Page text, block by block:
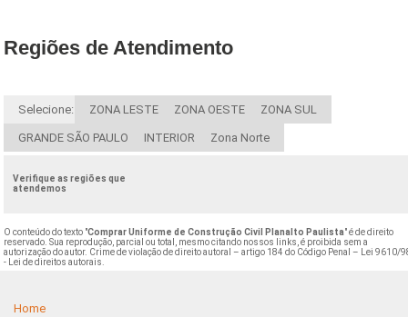
Regiões de Atendimento
Selecione: ZONA LESTE ZONA OESTE ZONA SUL
GRANDE SÃO PAULO INTERIOR Zona Norte
Verifique as regiões que
atendemos
O conteúdo do texto "Comprar Uniforme de Construção Civil Planalto Paulista" é de direito
reservado. Sua reprodução, parcial ou total, mesmo citando nossos links, é proibida sem a
autorização do autor. Crime de violação de direito autoral – artigo 184 do Código Penal –
Lei 9610/
- Lei de direitos autorais
Home